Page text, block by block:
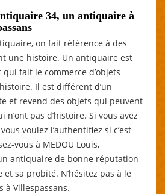
34, un antiquaire à
on fait référence à des
une histoire. Un antiquaire est
qui fait le commerce d’objets
Il est différent d’un
et revend des objets qui peuvent
n’ont pas d’histoire. Si vous avez
voulez l’authentifiez si c’est
vous à MEDOU Louis,
antiquaire de bonne réputation
et sa probité. N’hésitez pas à le
à Villespassans.